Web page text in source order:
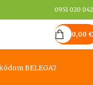
0951 020 042
0,00 €
BELEGA7